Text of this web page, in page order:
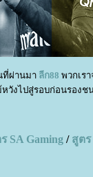
ที่ผ่านมา ลีก88 พวกเร
วังไปสู่รอบก่อนรองช
SA Gaming / สูตร